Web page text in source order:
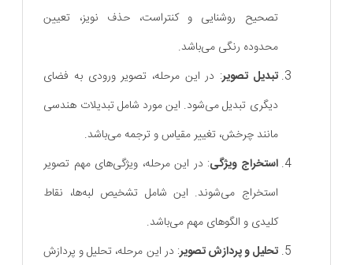
تصحیح روشنایی و کنتراست، حذف نویز، تعیین
محدوده رنگی می‌باشد.
تبدیل تصویر: در این مرحله، تصویر ورودی به فضای
دیگری تبدیل می‌شود. این مورد شامل تبدیلات هندسی
مانند چرخش، تغییر مقیاس و ترجمه می‌باشد.
استخراج ویژگی: در این مرحله، ویژگی‌های مهم تصویر
استخراج می‌شوند. این شامل تشخیص لبه‌ها، نقاط
کلیدی و الگوهای مهم می‌باشد.
تحلیل و پردازش تصویر: در این مرحله، تحلیل و پردازش